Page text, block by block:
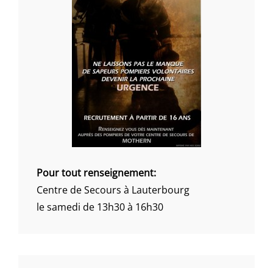
Pour tout renseignement:
Centre de Secours à Lauterbourg
le samedi de 13h30 à 16h30